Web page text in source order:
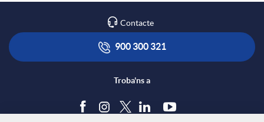
Contacte
900 300 321
Troba'ns a